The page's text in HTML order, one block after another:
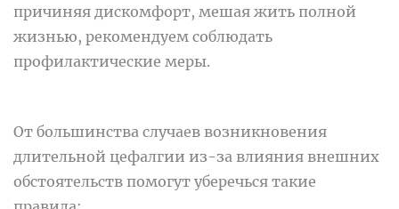
причиняя дискомфорт, мешая жить полной
жизнью, рекомендуем соблюдать
профилактические меры.
От большинства случаев возникновения
длительной цефалгии из-за влияния внешних
обстоятельств помогут уберечься такие